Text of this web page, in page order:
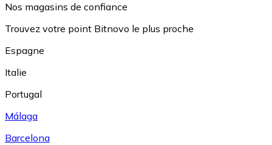
Nos magasins de confiance
Trouvez votre point Bitnovo le plus proche
Espagne
Italie
Portugal
Málaga
Barcelona